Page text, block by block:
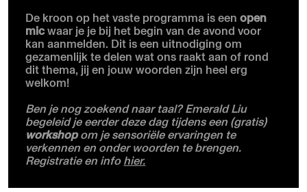
De kroon op het vaste programma is eenopen
micwaar je je bij het begin van de avond voor
kan aanmelden. Dit is een uitnodiging om
gezamenlijk te delen wat ons raakt aan of rond
dit thema, jij en jouw woorden zijn heel erg
welkom!
Ben je nog zoekend naar taal? Emerald Liu
begeleid je eerder deze dag tijdens een (gratis)
workshopom je sensoriële ervaringen te
verkennen en onder woorden te brengen.
Registratie en infohier.